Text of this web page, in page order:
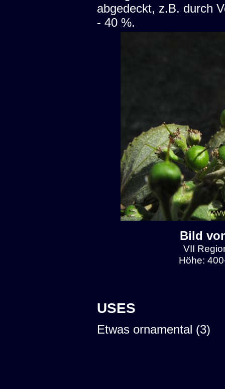
abgedeckt, z.B. durch
- 40 %.
Bild
VII
Höhe:
USES
Etwas ornamental (3)